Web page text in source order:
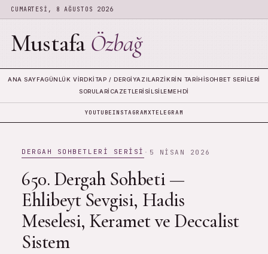
CUMARTESI, 8 AĞUSTOS 2026
Mustafa Özbağ
ANA SAYFAGÜNLÜK VIRDKITAP / DERGIYAZILARZIKRIN TARIHISOHBET SERILERI
SORULARİCAZETLERISILSILEMEHDI
YOUTUBEINSTAGRAMXTELEGRAM
DERGAH SOHBETLERI SERISI · 5 NISAN 2026
650. Dergah Sohbeti —
Ehlibeyt Sevgisi, Hadis
Meselesi, Keramet ve Deccalist
Sistem